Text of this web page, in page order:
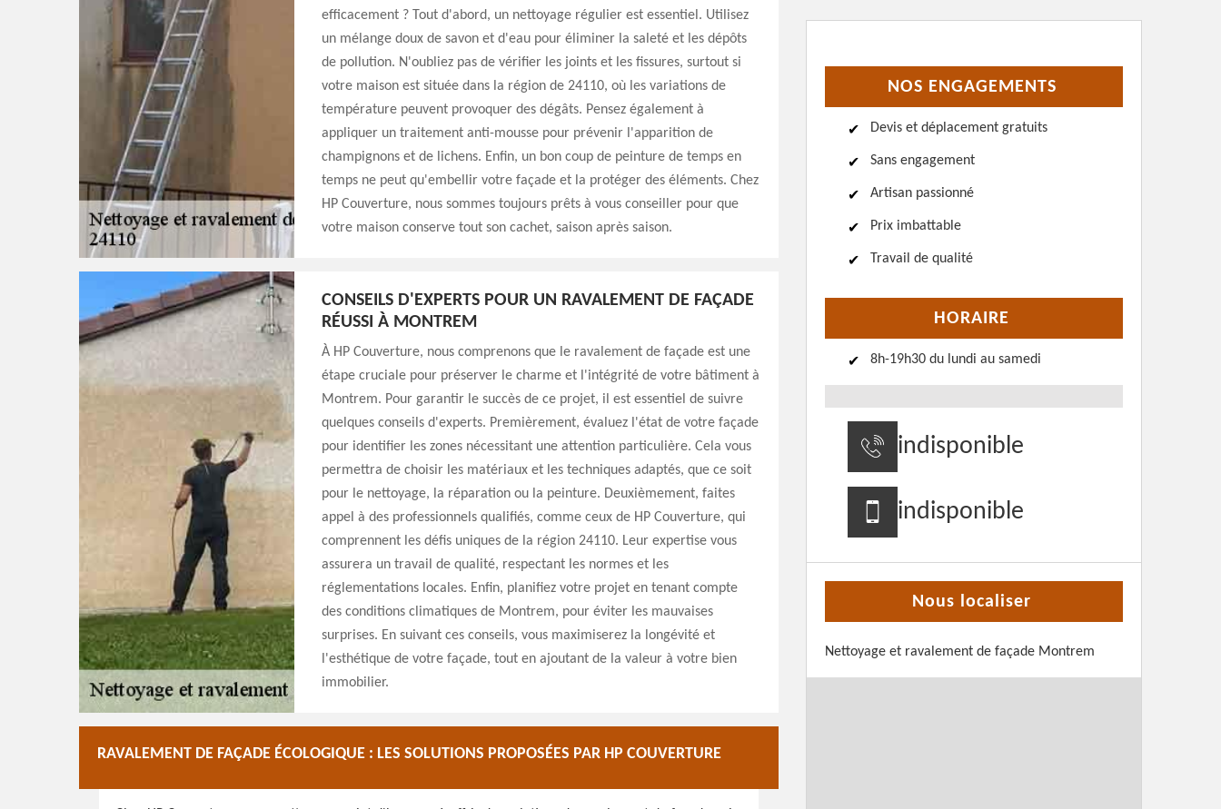
efficacement ? Tout d'abord, un nettoyage régulier est essentiel. Utilisez
un mélange doux de savon et d'eau pour éliminer la saleté et les dépôts
de pollution. N'oubliez pas de vérifier les joints et les fissures, surtout si
votre maison est située dans la région de 24110, où les variations de
température peuvent provoquer des dégâts. Pensez également à
appliquer un traitement anti-mousse pour prévenir l'apparition de
champignons et de lichens. Enfin, un bon coup de peinture de temps en
temps ne peut qu'embellir votre façade et la protéger des éléments. Chez
HP Couverture, nous sommes toujours prêts à vous conseiller pour que
votre maison conserve tout son cachet, saison après saison.
CONSEILS D'EXPERTS POUR UN RAVALEMENT DE FAÇADE
RÉUSSI À MONTREM
À HP Couverture, nous comprenons que le ravalement de façade est une
étape cruciale pour préserver le charme et l'intégrité de votre bâtiment à
Montrem. Pour garantir le succès de ce projet, il est essentiel de suivre
quelques conseils d'experts. Premièrement, évaluez l'état de votre façade
pour identifier les zones nécessitant une attention particulière. Cela vous
permettra de choisir les matériaux et les techniques adaptés, que ce soit
pour le nettoyage, la réparation ou la peinture. Deuxièmement, faites
appel à des professionnels qualifiés, comme ceux de HP Couverture, qui
comprennent les défis uniques de la région 24110. Leur expertise vous
assurera un travail de qualité, respectant les normes et les
réglementations locales. Enfin, planifiez votre projet en tenant compte
des conditions climatiques de Montrem, pour éviter les mauvaises
surprises. En suivant ces conseils, vous maximiserez la longévité et
l'esthétique de votre façade, tout en ajoutant de la valeur à votre bien
immobilier.
RAVALEMENT DE FAÇADE ÉCOLOGIQUE : LES SOLUTIONS PROPOSÉES PAR HP COUVERTURE
NOS ENGAGEMENTS
Devis et déplacement gratuits
Sans engagement
Artisan passionné
Prix imbattable
Travail de qualité
HORAIRE
8h-19h30 du lundi au samedi
indisponible
indisponible
Nous localiser
Nettoyage et ravalement de façade Montrem